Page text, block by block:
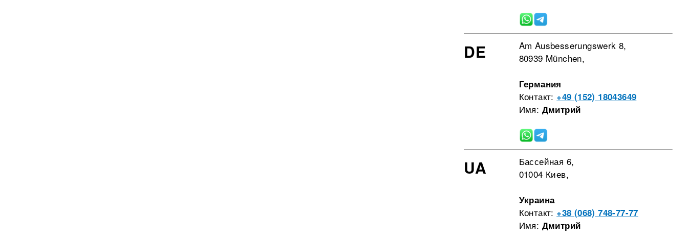
DE
Am Ausbesserungswerk 8,
80939 München,
Германия
Контакт: +49 (152) 18043649
Имя: Дмитрий
UA
Бассейная 6,
01004 Киев,
Украина
Контакт: +38 (068) 748-77-77
Имя: Дмитрий